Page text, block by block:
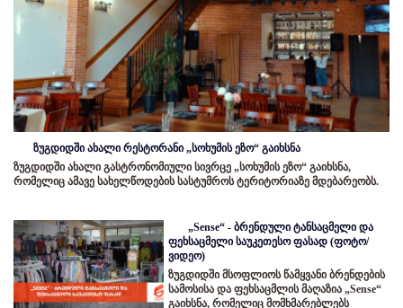
ზუგდიდში ახალი რესტორანი „სოხუმის ეზო“ გაიხსნა
ზუგდიდში ახალი გასტრონომიული სივრცე „სოხუმის ეზო“ გაიხსნა,
რომელიც ამავე სახელწოდების სასტუმროს ტერიტორიაზე მდებარეობს.
„Sense“ - ბრენდული ტანსაცმელი და
ფეხსაცმელი საუკეთესო ფასად (ფოტო/
ვიდეო)
ზუგდიდში მსოფლიოს წამყვანი ბრენდების
სამოსისა და ფეხსაცმლის მაღაზია „Sense“
გაიხსნა, რომელიც მომხმარებლებს